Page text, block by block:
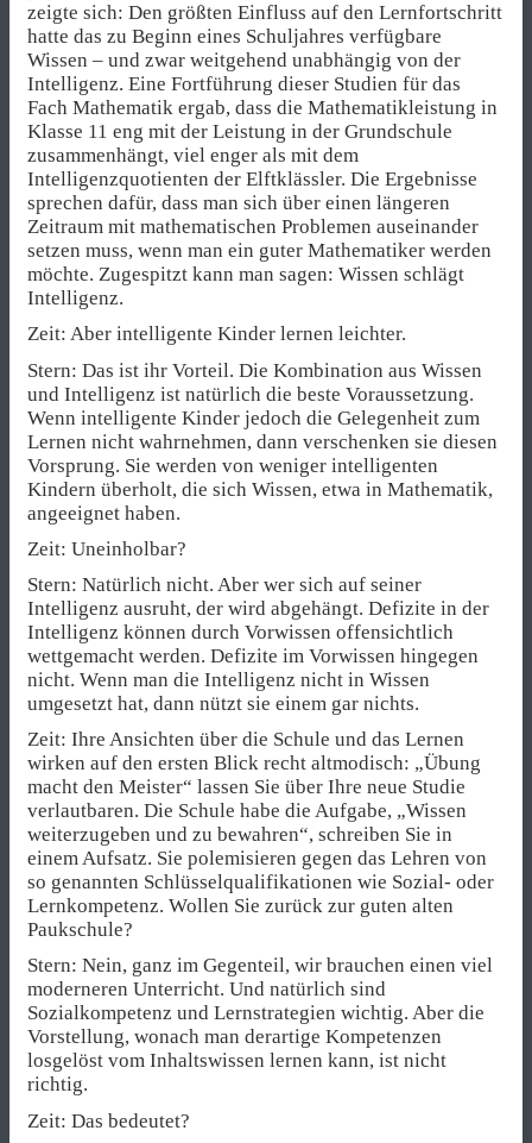
zeigte sich: Den größten Einfluss auf den Lernfortschritt
hatte das zu Beginn eines Schuljahres verfügbare
Wissen – und zwar weitgehend unabhängig von der
Intelligenz. Eine Fortführung dieser Studien für das
Fach Mathematik ergab, dass die Mathematikleistung in
Klasse 11 eng mit der Leistung in der Grundschule
zusammenhängt, viel enger als mit dem
Intelligenzquotienten der Elftklässler. Die Ergebnisse
sprechen dafür, dass man sich über einen längeren
Zeitraum mit mathematischen Problemen auseinander
setzen muss, wenn man ein guter Mathematiker werden
möchte. Zugespitzt kann man sagen: Wissen schlägt
Intelligenz.
Zeit: Aber intelligente Kinder lernen leichter.
Stern: Das ist ihr Vorteil. Die Kombination aus Wissen
und Intelligenz ist natürlich die beste Voraussetzung.
Wenn intelligente Kinder jedoch die Gelegenheit zum
Lernen nicht wahrnehmen, dann verschenken sie diesen
Vorsprung. Sie werden von weniger intelligenten
Kindern überholt, die sich Wissen, etwa in Mathematik,
angeeignet haben.
Zeit: Uneinholbar?
Stern: Natürlich nicht. Aber wer sich auf seiner
Intelligenz ausruht, der wird abgehängt. Defizite in der
Intelligenz können durch Vorwissen offensichtlich
wettgemacht werden. Defizite im Vorwissen hingegen
nicht. Wenn man die Intelligenz nicht in Wissen
umgesetzt hat, dann nützt sie einem gar nichts.
Zeit: Ihre Ansichten über die Schule und das Lernen
wirken auf den ersten Blick recht altmodisch: „Übung
macht den Meister“ lassen Sie über Ihre neue Studie
verlautbaren. Die Schule habe die Aufgabe, „Wissen
weiterzugeben und zu bewahren“, schreiben Sie in
einem Aufsatz. Sie polemisieren gegen das Lehren von
so genannten Schlüsselqualifikationen wie Sozial- oder
Lernkompetenz. Wollen Sie zurück zur guten alten
Paukschule?
Stern: Nein, ganz im Gegenteil, wir brauchen einen viel
moderneren Unterricht. Und natürlich sind
Sozialkompetenz und Lernstrategien wichtig. Aber die
Vorstellung, wonach man derartige Kompetenzen
losgelöst vom Inhaltswissen lernen kann, ist nicht
richtig.
Zeit: Das bedeutet?